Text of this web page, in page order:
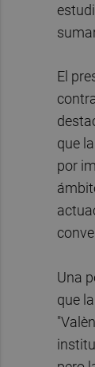
El
que
por
Una
que